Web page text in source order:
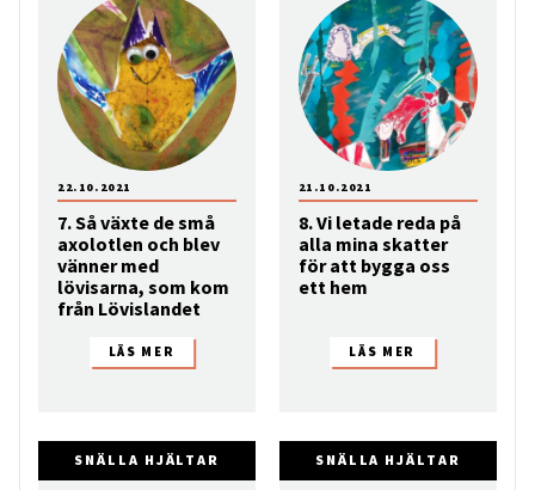
7. Så växte de små
axolotlen och blev
vänner med
lövisarna, som kom
från Lövislandet
22.10.2021
8. Vi letade reda på
alla mina skatter
för att bygga oss
ett hem
21.10.2021
SNÄLLA HJÄLTAR SNÄLLA HJÄLTAR